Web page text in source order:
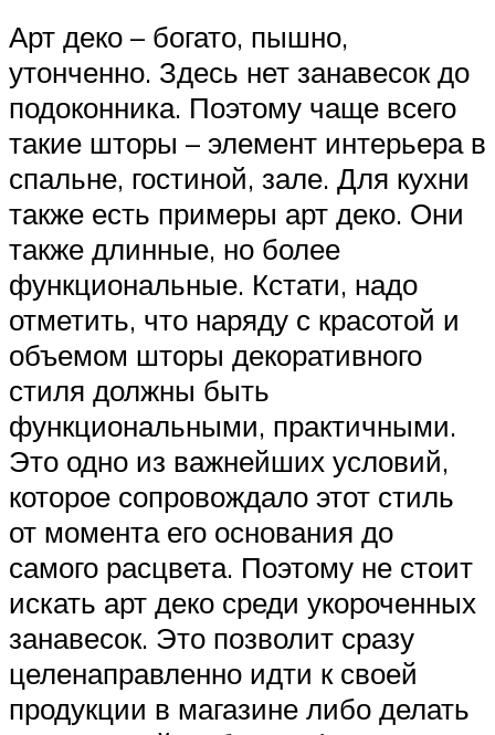
Арт деко – богато, пышно,
утонченно. Здесь нет занавесок до
подоконника. Поэтому чаще всего
такие шторы – элемент интерьера в
спальне, гостиной, зале. Для кухни
также есть примеры арт деко. Они
также длинные, но более
функциональные. Кстати, надо
отметить, что наряду с красотой и
объемом шторы декоративного
стиля должны быть
функциональными, практичными.
Это одно из важнейших условий,
которое сопровождало этот стиль
от момента его основания до
самого расцвета. Поэтому не стоит
искать арт деко среди укороченных
занавесок. Это позволит сразу
целенаправленно идти к своей
продукции в магазине либо делать